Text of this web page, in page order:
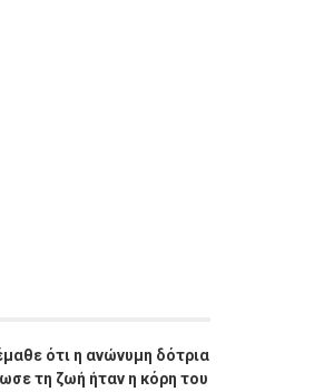
ότι η ανώνυμη δότρια
τη ζωή ήταν η κόρη του